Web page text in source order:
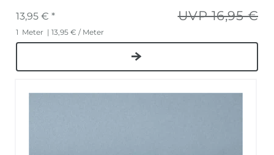
UVP 16,95 €
13,95 € *
1 Meter | 13,95 € / Meter